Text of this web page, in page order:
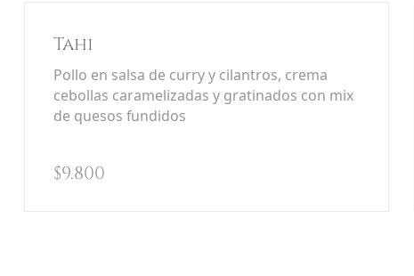
Tahi
Pollo en salsa de curry y cilantros, crema
cebollas caramelizadas y gratinados con mix
de quesos fundidos
$9.800